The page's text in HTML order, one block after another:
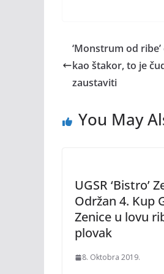
‘Monstrum od
kao štakor, to je
zaustaviti
You May
UGSR ‘Bistro’
Održan 4. Kup
Zenice u lovu
plovak
8. Oktobra 2019.